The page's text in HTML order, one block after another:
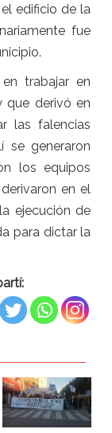
edificio de la
fue
trabajar en
que derivó en
las falencias
se generaron
los equipos
en el
ejecución de
para dictar la